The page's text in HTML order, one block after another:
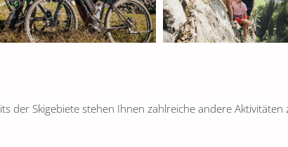
der Skigebiete stehen Ihnen zahlreiche andere Aktivitäten